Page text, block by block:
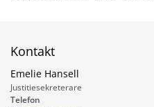
Kontakt
Emelie Hansell
Justitiesekreterare
Telefon